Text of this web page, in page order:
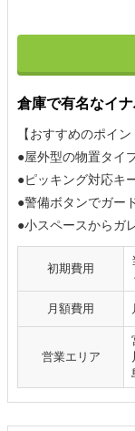
倉庫で有名なイ
【おすすめのポイン
●屋外型の物置タイ
●ピッキング対応キ
●警備ボタンでガー
●小スペースからガ
初期費用
月額費用
営業エリア